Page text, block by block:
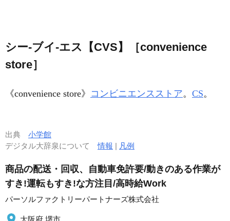
シー‐ブイ‐エス【CVS】［convenience
store］
《convenience store》 コンビニエンスストア。 CS。
出典 小学館
デジタル大辞泉について情報 | 凡例
商品の配送・回収、自動車免許要/動きのある作業が
すき!運転もすき!な方注目/高時給Work
パーソルファクトリーパートナーズ株式会社
大阪府 堺市